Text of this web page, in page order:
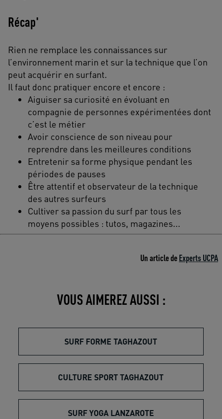
Récap'
Rien ne remplace les connaissances sur
l’environnement marin et sur la technique que l’on
peut acquérir en surfant.
Il faut donc pratiquer encore et encore :
Aiguiser sa curiosité en évoluant en
compagnie de personnes expérimentées dont
c’est le métier
Avoir conscience de son niveau pour
reprendre dans les meilleures conditions
Entretenir sa forme physique pendant les
périodes de pauses
Être attentif et observateur de la technique
des autres surfeurs
Cultiver sa passion du surf par tous les
moyens possibles : tutos, magazines...
Un article deExperts UCPA
VOUS AIMEREZ AUSSI :
SURF FORME TAGHAZOUT
CULTURE SPORT TAGHAZOUT
SURF YOGA LANZAROTE